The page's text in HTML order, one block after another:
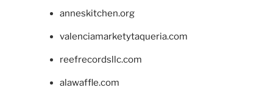
anneskitchen.org
valenciamarketytaqueria.com
reefrecordsllc.com
alawaffle.com